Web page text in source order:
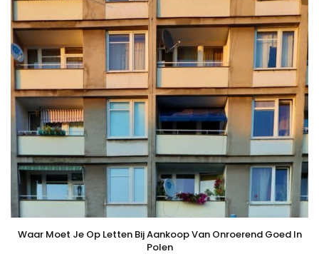
Waar Moet Je Op Letten Bij Aankoop Van Onroerend Goed In
Polen